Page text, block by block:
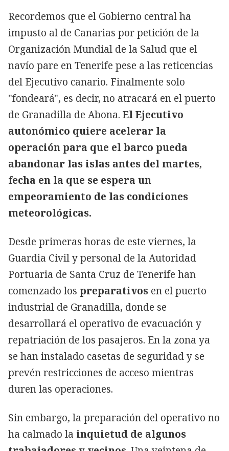
Recordemos que el Gobierno central ha
impusto al de Canarias por petición de la
Organización Mundial de la Salud que el
navío pare en Tenerife pese a las reticencias
del Ejecutivo canario. Finalmente solo
"fondeará", es decir, no atracará en el puerto
de Granadilla de Abona. El Ejecutivo
autonómico quiere acelerar la
operación para que el barco pueda
abandonar las islas antes del martes,
fecha en la que se espera un
empeoramiento de las condiciones
meteorológicas.
Desde primeras horas de este viernes, la
Guardia Civil y personal de la Autoridad
Portuaria de Santa Cruz de Tenerife han
comenzado los preparativos en el puerto
industrial de Granadilla, donde se
desarrollará el operativo de evacuación y
repatriación de los pasajeros. En la zona ya
se han instalado casetas de seguridad y se
prevén restricciones de acceso mientras
duren las operaciones.
Sin embargo, la preparación del operativo no
ha calmado la inquietud de algunos